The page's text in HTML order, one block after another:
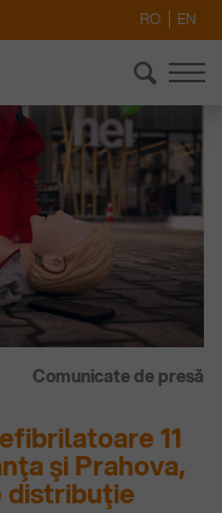
RO EN
Comunicate de presă
11
şi Prahova,
distribuţie